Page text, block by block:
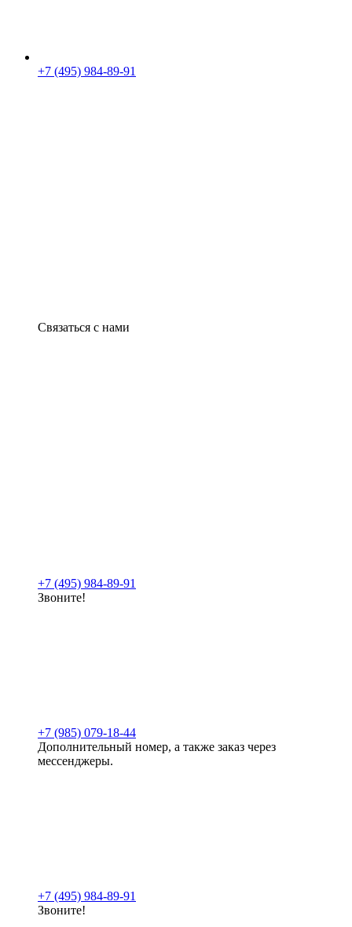
+7 (495) 984-89-91
Связаться с нами
+7 (495) 984-89-91
Звоните!
+7 (985) 079-18-44
Дополнительный номер, а также заказ через
мессенджеры.
+7 (495) 984-89-91
Звоните!